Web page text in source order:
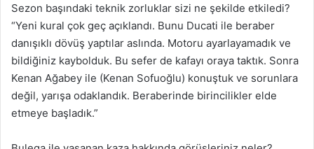
Sezon başındaki teknik zorluklar sizi ne şekilde etkiledi?
“Yeni kural çok geç açıklandı. Bunu Ducati ile beraber
danışıklı dövüş yaptılar aslında. Motoru ayarlayamadık ve
bildiğiniz kaybolduk. Bu sefer de kafayı oraya taktık. Sonra
Kenan Ağabey ile (Kenan Sofuoğlu) konuştuk ve sorunlara
değil, yarışa odaklandık. Beraberinde birincilikler elde
etmeye başladık.”